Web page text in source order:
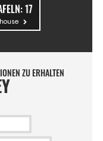
17
ZU ERHALTEN